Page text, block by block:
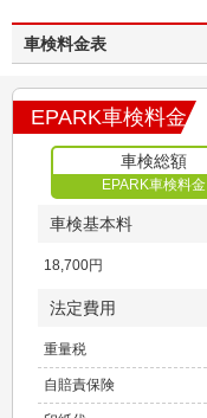
車検料金表
EPARK車検料金
車検総額
EPARK車検料金
車検基本料
18,700円
法定費用
重量税
自賠責保険